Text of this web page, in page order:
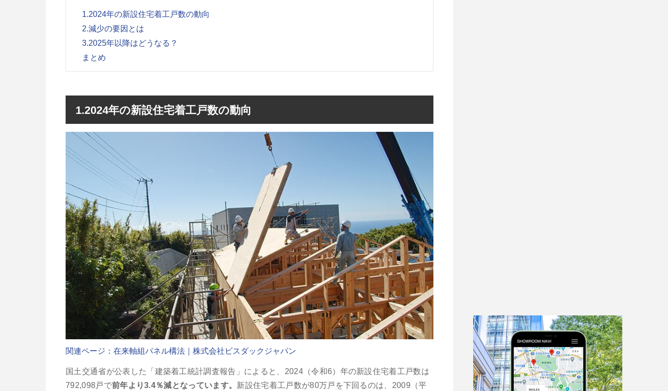
1.2024年の新設住宅着工戸数の動向
2.減少の要因とは
3.2025年以降はどうなる？
まとめ
1.2024年の新設住宅着工戸数の動向
関連ページ：在来軸組パネル構法｜株式会社ビスダックジャパン
国土交通省が公表した「建築着工統計調査報告」によると、2024（令和6）年の新設住宅着工戸数は
792,098戸で前年より3.4％減となっています。 新設住宅着工戸数が80万戸を下回るのは、2009（平